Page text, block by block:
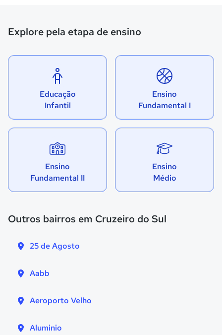
Explore pela etapa de ensino
Educação
Infantil
Ensino
Fundamental I
Ensino
Fundamental II
Ensino
Médio
Outros bairros em Cruzeiro do Sul
25 de Agosto
Aabb
Aeroporto Velho
Aluminio